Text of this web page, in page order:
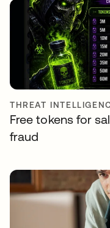
THREAT
Free tokens for
fraud